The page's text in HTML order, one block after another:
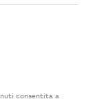
consentita a